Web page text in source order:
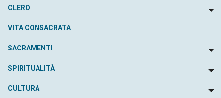
CLERO
VITA CONSACRATA
SACRAMENTI
SPIRITUALITÀ
CULTURA